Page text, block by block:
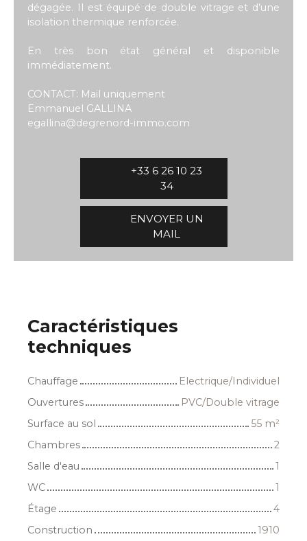
dégagée. Il est équipé de double vitrage et d’une
isolation thermique renforcée.
En très bon état général et disponible
immédiatement.
CONTACT: Mail uniquement
Emmanuel GALLINA
egallina@degrenord-immo.com
+33 6 26 10 23
34
ENVOYER UN
MAIL
Caractéristiques
techniques
Chauffage
Electrique/Individuel
Ouvertures
PVC/Double vitrage
Surface au sol
55 m²
Chambres
2
Salle d'eau
1
WC
1
Étage
4
Construction
1910